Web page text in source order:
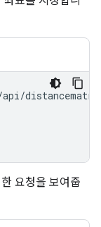
api/
요청을 보여줍